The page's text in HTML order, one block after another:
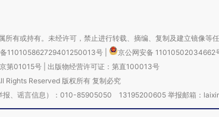
有或持有。未经许可，禁止进行转载、摘编、复制及建立镜像等任
110105862729401250013号
京公网安备 11010502034662
第01015号| 出版物经营许可证：第直100013号
Rights Reserved 版权所有 复制必究
报、谣言信息）：010-85905050 13195200605 举报邮箱：